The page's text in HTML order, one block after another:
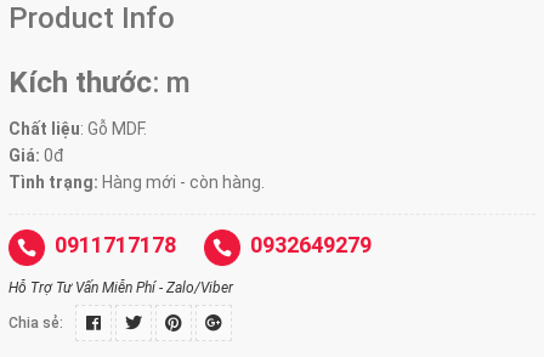
Product Info
Kích thước: m
Chất liệu: Gỗ MDF.
Giá: 0đ
Tình trạng: Hàng mới - còn hàng.
0911717178 0932649279
Hỗ Trợ Tư Vấn Miễn Phí - Zalo/Viber
Chia sẻ: